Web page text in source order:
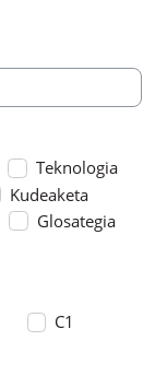
Teknologia
Kudeaketa
Glosategia
C1